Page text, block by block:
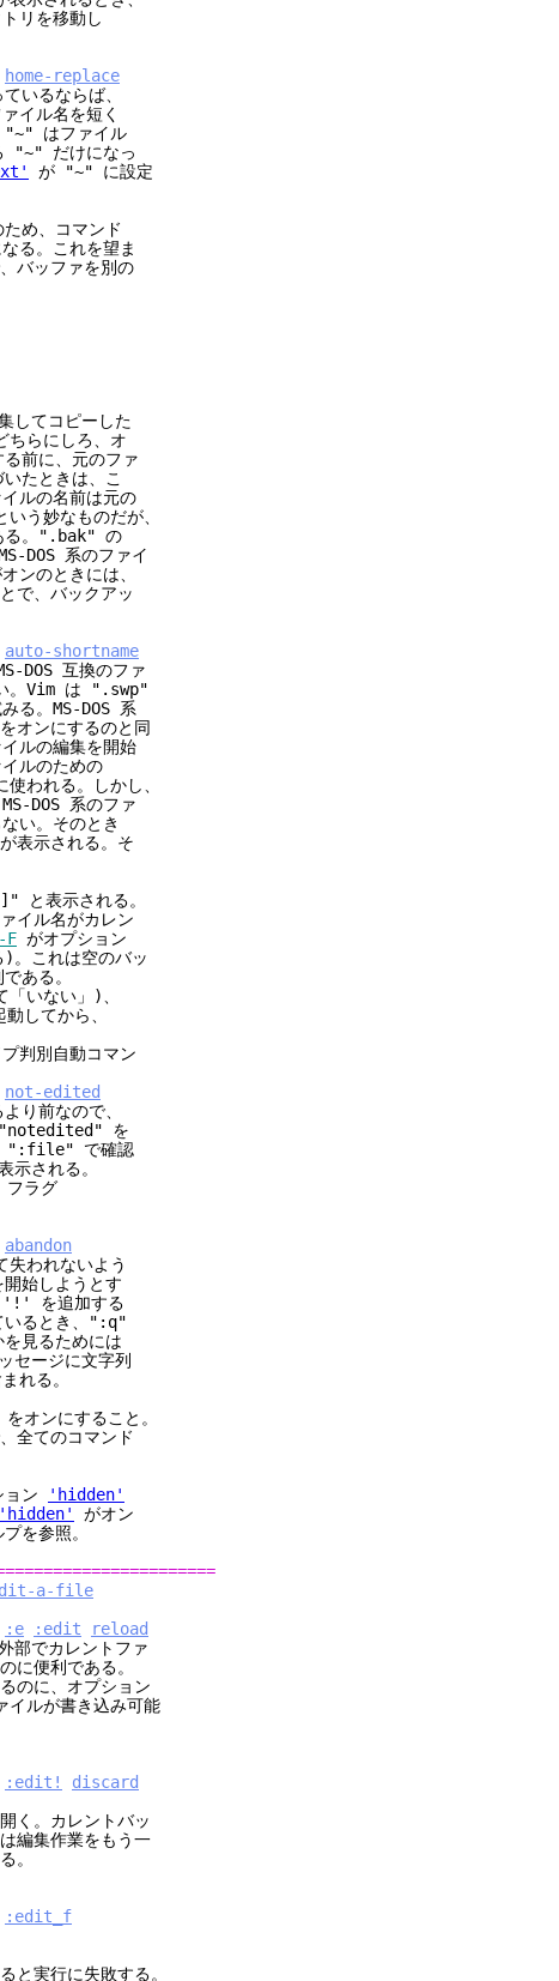
リを移動し
home-replace
いるならば、
イル名を短く
"~" はファイル
"~" だけになっ
が "~" に設定
め、コマンド
る。これを望ま
バッファを別の
してコピーした
ちらにしろ、オ
前に、元のファ
たときは、こ
ルの名前は元の
う妙なものだが、
る。".bak" の
DOS 系のファイ
ンのときには、
で、バックアッ
auto-shortname
DOS 互換のファ
Vim は ".swp"
。MS-DOS 系
をオンにするのと同
の編集を開始
のための
る。しかし、
DOS 系のファ
。そのとき
示される。そ
と表示される。
イル名がカレン
F がオプション
。これは空のバッ
ある。
いない」)、
してから、
判別自動コマン
not-edited
り前なので、
"notedited" を
":file" で確認
される。
フラグ
abandon
失われないよう
始しようとす
'!' を追加する
いるとき、":q"
見るためには
セージに文字列
れる。
をオンにすること。
全てのコマンド
ョン
'hidden'
'hidden'
がオン
を参照。
a-file
:e
:edit
reload
部でカレントファ
である。
オプション
イルが書き込み可能
:edit!
discard
レントバッ
業をもう一
:edit_f
に失敗する。